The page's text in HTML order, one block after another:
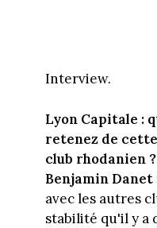
Interview.
Lyon Capitale :
retenez de
club rhodanien ?
Benjamin Danet
avec les autres
stabilité qu'il y a